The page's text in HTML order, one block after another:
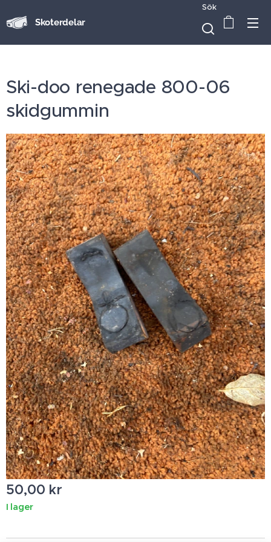
Skoterdelar
Sök
Ski-doo renegade 800-06
skidgummin
50,00 kr
I lager